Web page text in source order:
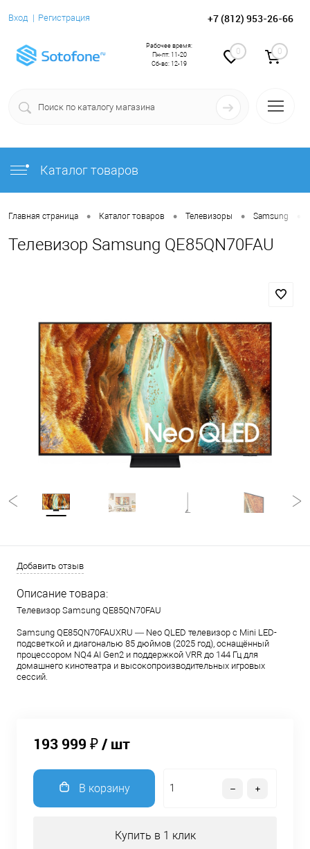
Вход Регистрация +7 (812) 953-26-66
0 0
Рабочее время:
Пн-пт: 11-20
Сб-вс: 12-19
Каталог товаров
Главная страница • Каталог товаров • Телевизоры • Samsung
Телевизор Samsung QE85QN70FAU
Добавить отзыв
Описание товара:
Телевизор Samsung QE85QN70FAU
Samsung QE85QN70FAUXRU — Neo QLED телевизор с Mini LED-
подсветкой и диагональю 85 дюймов (2025 год), оснащённый
процессором NQ4 AI Gen2 и поддержкой VRR до 144 Гц для
домашнего кинотеатра и высокопроизводительных игровых
сессий.
193 999 ₽/ шт
В корзину
Купить в 1 клик